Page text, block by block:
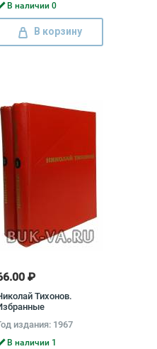
В наличии 0
В корзину
₽
Тихонов.
Николай
издания: 1967
В наличии 1